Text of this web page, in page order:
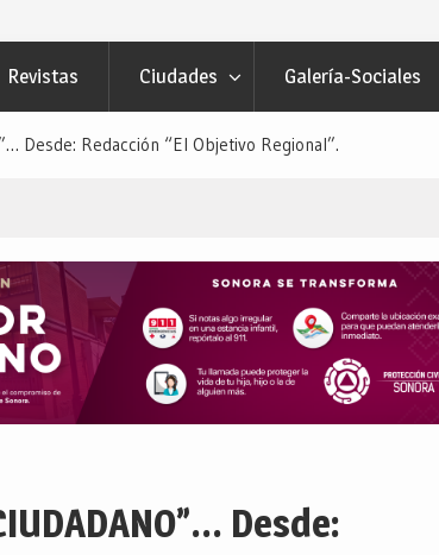
Revistas Ciudades Galería-Sociales
Desde: Redacción “El Objetivo Regional”.
Desde: